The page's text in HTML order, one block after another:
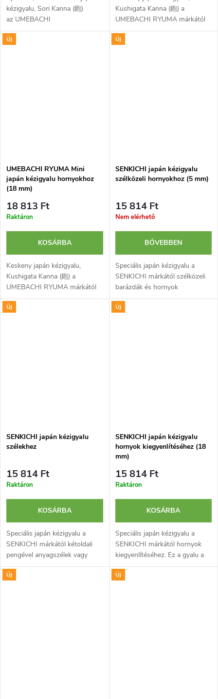
kézigyalu, Sori Kanna (鉋)
az UMEBACHI
RYUMA márkától ívelt
gyalutesttel és egyenes
Kushigata Kanna (鉋) a
UMEBACHI RYUMA márkától
hornyokhoz és barázdák
belsejének kiegyenlítéséhez.
Új
UMEBACHI RYUMA Mini
japán kézigyalu hornyokhoz
(18 mm)
18 813 Ft
Raktáron
KOSÁRBA
Keskeny japán kézigyalu,
Kushigata Kanna (鉋) a
UMEBACHI RYUMA márkától
hornyokhoz és barázdák
belsejének kiegyenlítéséhez.
Új
SENKICHI japán kézigyalu
szélközeli hornyokhoz (5 mm)
15 814 Ft
Nem elérhető
BŐVEBBEN
Speciális japán kézigyalu a
SENKICHI márkától szélközeli
barázdák és hornyok
létrehozásához. Az anyag
szélétől való távolsága
Új
SENKICHI japán kézigyalu
szélekhez
15 814 Ft
Raktáron
KOSÁRBA
Speciális japán kézigyalu a
SENKICHI márkától kétoldali
pengével anyagszélek vagy
hornyok felső részének
gyalulására. A gyalu állítható
Új
SENKICHI japán kézigyalu
hornyok kiegyenlítéséhez (18
mm)
15 814 Ft
Raktáron
KOSÁRBA
Speciális japán kézigyalu a
SENKICHI márkától hornyok
kiegyenlítéséhez. Ez a gyalu a
Kushigata Kanna gyalu
alternatívája. Pengéje laminált
Új Új